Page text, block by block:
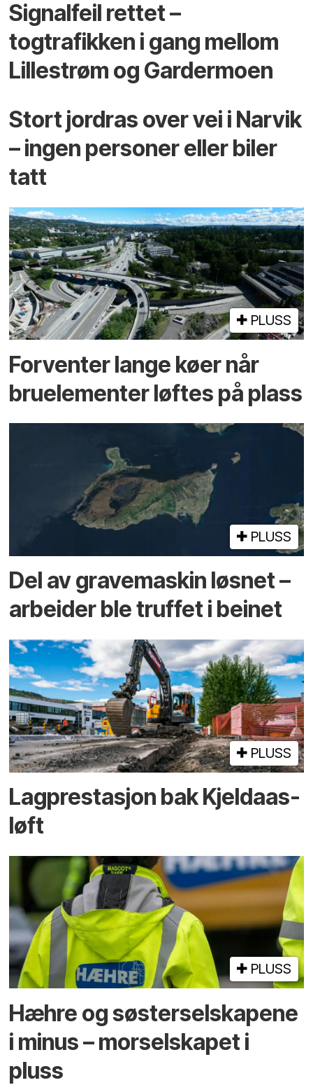
Signalfeil rettet –
togtrafikken i gang mellom
Lillestrøm og Gardermoen
Stort jordras over vei i Narvik
– ingen personer eller biler
tatt
PLUSS
Forventer lange køer når
bru­elementer løftes på plass
PLUSS
Del av grave­maskin løsnet –
arbeider ble truffet i beinet
PLUSS
Lagprestasjon bak Kjeldaas-
løft
PLUSS
Hæhre og søster­selskapene
i minus – mor­selskapet i
pluss